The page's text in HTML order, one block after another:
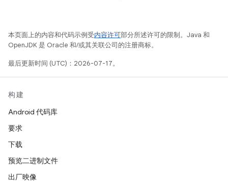
本页面上的内容和代码示例受内容许可部分所述许可的限制。Java 和
OpenJDK 是 Oracle 和/或其关联公司的注册商标。
最后更新时间 (UTC)：2026-07-17。
构建
Android 代码库
要求
下载
预览二进制文件
出厂映像